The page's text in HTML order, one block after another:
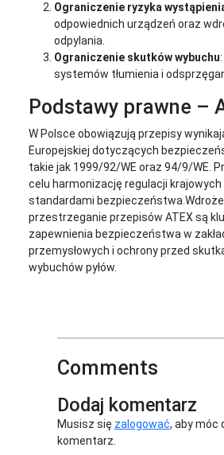
Ograniczenie ryzyka
odpowiednich urządzeń oraz
odpylania.
Ograniczenie skutków wybuchu
systemów tłumienia i
Podstawy prawne –
W Polsce obowiązują przepisy
Europejskiej dotyczących
takie jak 1999/92/WE oraz 94/9/WE.
celu harmonizację regulacji krajowych
standardami
przestrzeganie przepisów ATEX są
zapewnienia bezpieczeństwa w
przemysłowych i ochrony przed
wybuchów pyłów.
Comments
Dodaj komentarz
Musisz się zalogować, aby móc
komentarz.